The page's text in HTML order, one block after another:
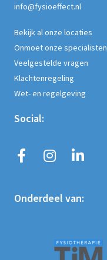
info@fysioeffect.nl
Bekijk al onze locaties
Onmoet onze specialisten
Veelgestelde vragen
Klachtenregeling
Wet- en regelgeving
Social:
Onderdeel van: